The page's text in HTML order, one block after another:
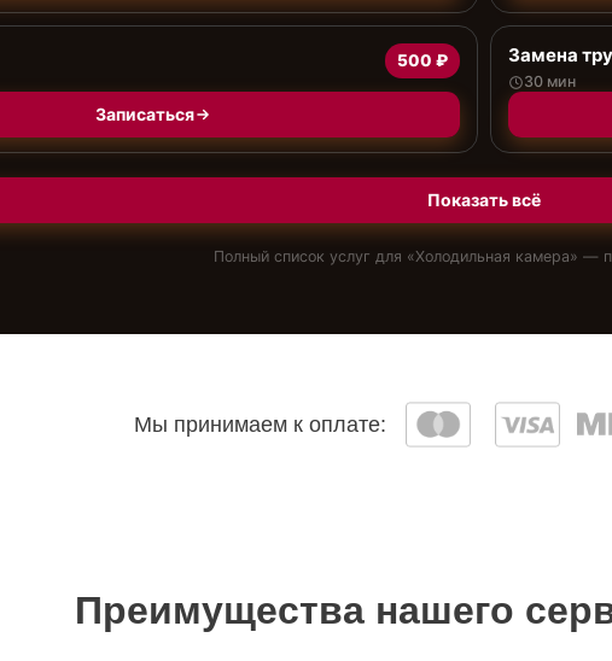
500 ₽
Записаться
Замена
30 мин
Показать всё
Полный список услуг для «Холодильная камера» —
Мы принимаем к оплате:
Преимущества нашего